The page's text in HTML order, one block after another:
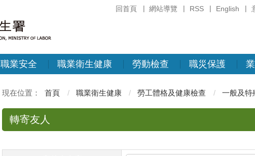
回首頁 網站導覽 RSS English
職業安全 職業衛生健康 勞動檢查 職災保護
首頁 職業衛生健康 勞工體格及健康檢查 一般及特
轉寄友人